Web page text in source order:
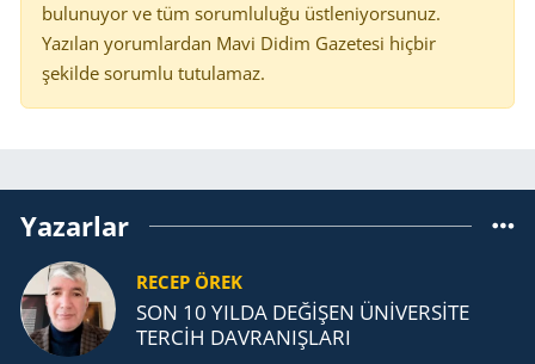
bulunuyor ve tüm sorumluluğu üstleniyorsunuz.
Yazılan yorumlardan Mavi Didim Gazetesi hiçbir
şekilde sorumlu tutulamaz.
Yazarlar
RECEP ÖREK
SON 10 YILDA DEĞİŞEN ÜNİVERSİTE
TERCİH DAVRANIŞLARI